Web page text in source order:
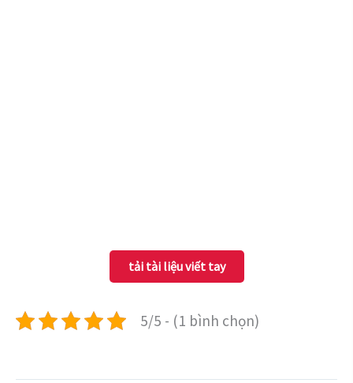
tải tài liệu viết tay
5/5 - (1 bình chọn)